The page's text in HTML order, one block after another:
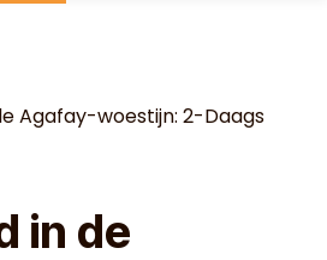
Agafay-woestijn: 2-Daags
in de